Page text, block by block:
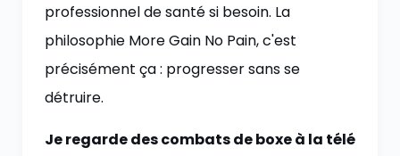
professionnel de santé si besoin. La
philosophie More Gain No Pain, c'est
précisément ça : progresser sans se
détruire.
Je regarde des combats de boxe à la télé